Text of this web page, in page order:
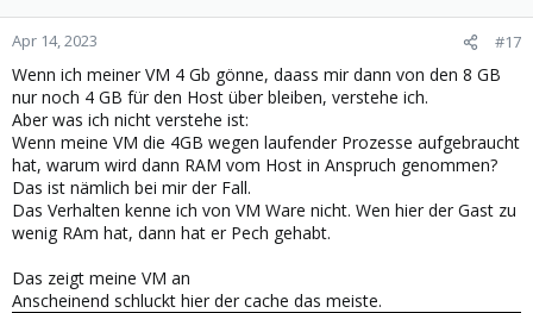
o
n
:
Apr 14, 2023 #17
Wenn ich meiner VM 4 Gb gönne, daass mir dann von den 8 GB
nur noch 4 GB für den Host über bleiben, verstehe ich.
Aber was ich nicht verstehe ist:
Wenn meine VM die 4GB wegen laufender Prozesse aufgebraucht
hat, warum wird dann RAM vom Host in Anspruch genommen?
Das ist nämlich bei mir der Fall.
Das Verhalten kenne ich von VM Ware nicht. Wen hier der Gast zu
wenig RAm hat, dann hat er Pech gehabt.
Das zeigt meine VM an
Anscheinend schluckt hier der cache das meiste.